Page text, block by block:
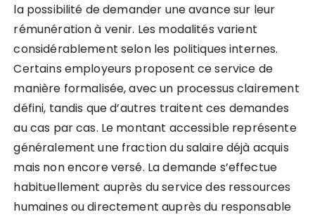
la possibilité de demander une avance sur leur
rémunération à venir. Les modalités varient
considérablement selon les politiques internes.
Certains employeurs proposent ce service de
manière formalisée, avec un processus clairement
défini, tandis que d’autres traitent ces demandes
au cas par cas. Le montant accessible représente
généralement une fraction du salaire déjà acquis
mais non encore versé. La demande s’effectue
habituellement auprès du service des ressources
humaines ou directement auprès du responsable